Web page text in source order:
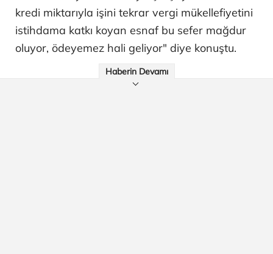
kredi miktarıyla işini tekrar vergi mükellefiyetini
istihdama katkı koyan esnaf bu sefer mağdur
oluyor, ödeyemez hali geliyor" diye konuştu.
Haberin Devamı